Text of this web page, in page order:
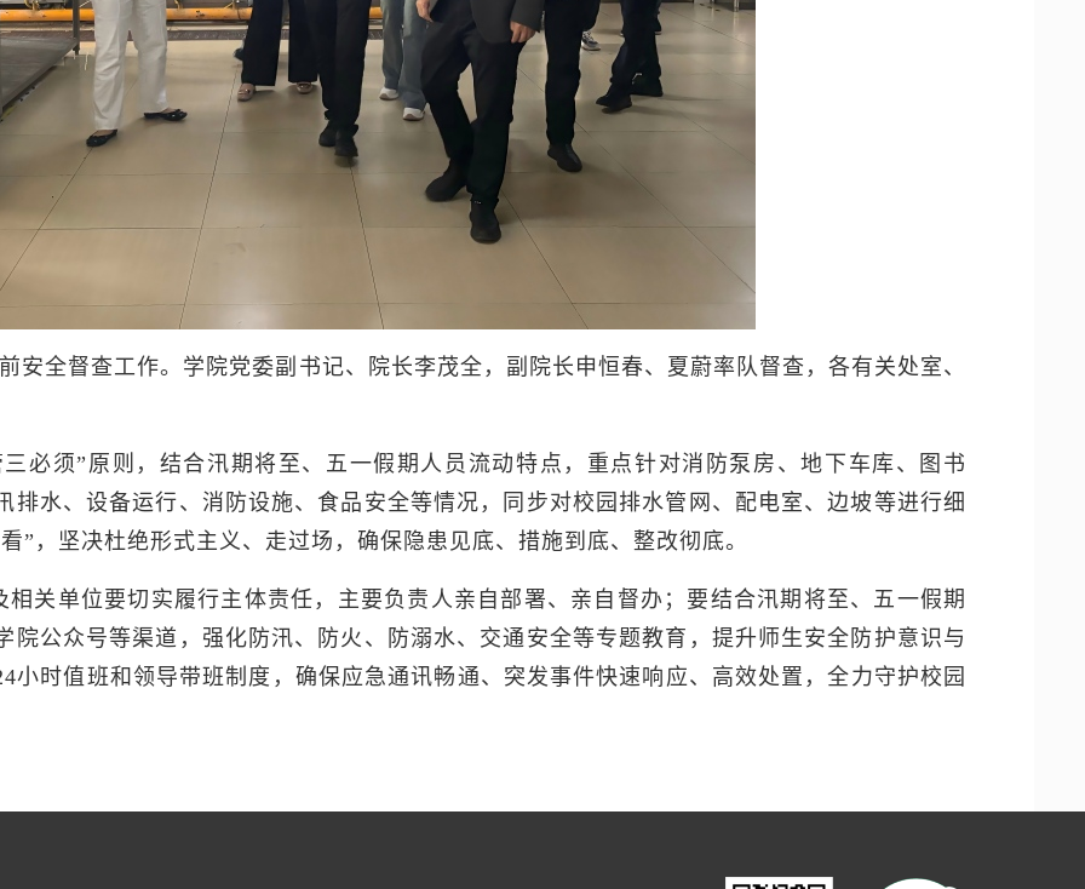
安全督查工作。学院党委副书记、院长李茂全，副院长申恒春、夏蔚率队督查，各有关处室、
必须”原则，结合汛期将至、五一假期人员流动特点，重点针对消防泵房、地下车库、图书
排水、设备运行、消防设施、食品安全等情况，同步对校园排水管网、配电室、边坡等进行细
”，坚决杜绝形式主义、走过场，确保隐患见底、措施到底、整改彻底。
关单位要切实履行主体责任，主要负责人亲自部署、亲自督办；要结合汛期将至、五一假期
院公众号等渠道，强化防汛、防火、防溺水、交通安全等专题教育，提升师生安全防护意识与
小时值班和领导带班制度，确保应急通讯畅通、突发事件快速响应、高效处置，全力守护校园